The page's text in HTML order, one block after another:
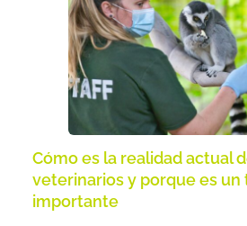
Cómo es la realidad actual
veterinarios y porque es un
importante